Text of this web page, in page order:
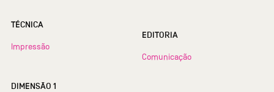
TÉCNICA
Impressão
DIMENSÃO 1
EDITORIA
Comunicação